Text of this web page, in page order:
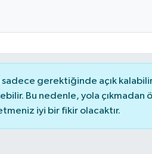
sadece gerektiğinde açık
Bu nedenle, yola çıkmadan
iyi bir fikir olacaktır.